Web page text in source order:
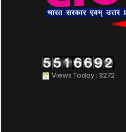
Views Today : 3272